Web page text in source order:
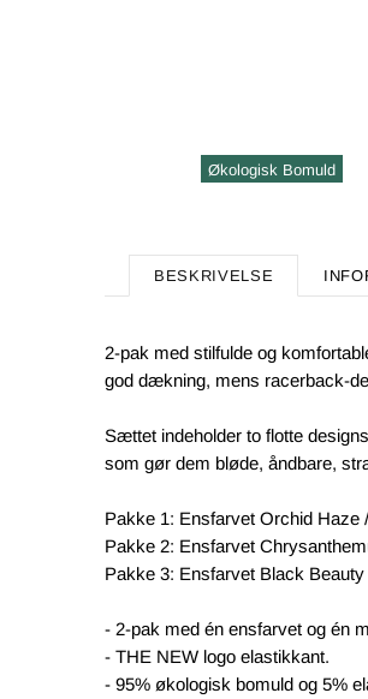
Økologisk Bomuld
BESKRIVELSE
2-pak med stilfulde og
god dækning, mens racerback-
Sættet indeholder to flotte
som gør dem bløde, åndbare,
Pakke 1: Ensfarvet Orchid
Pakke 2: Ensfarvet
Pakke 3: Ensfarvet Black
- 2-pak med én ensfarvet og én
- THE NEW logo elastikkant.
- 95% økologisk bomuld og 5%